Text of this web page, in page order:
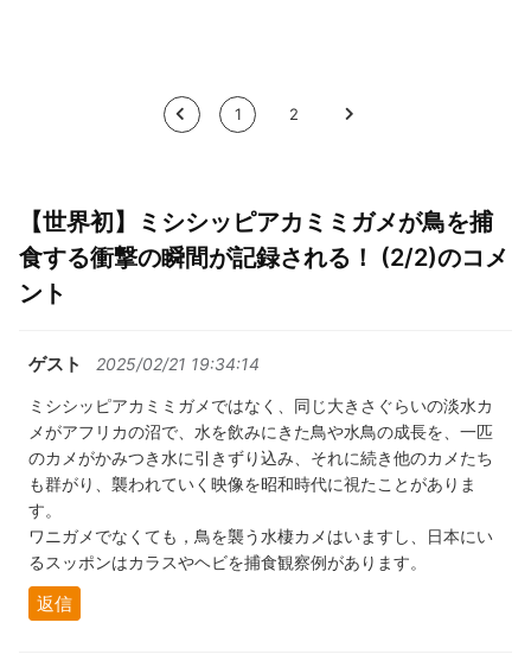
< 1 2 >
【世界初】ミシシッピアカミミガメが鳥を捕
食する衝撃の瞬間が記録される！ (2/2)のコメ
ント
ゲスト 2025/02/21 19:34:14
ミシシッピアカミミガメではなく、同じ大きさぐらいの淡水カ
メがアフリカの沼で、水を飲みにきた鳥や水鳥の成長を、一匹
のカメがかみつき水に引きずり込み、それに続き他のカメたち
も群がり、襲われていく映像を昭和時代に視たことがありま
す。
ワニガメでなくても，鳥を襲う水棲カメはいますし、日本にい
るスッポンはカラスやヘビを捕食観察例があります。
返信